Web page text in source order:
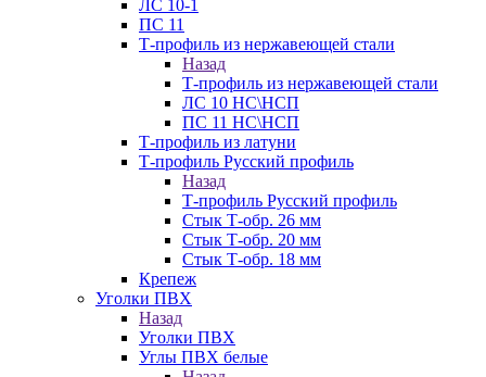
ЛС 10-1
ПС 11
Т-профиль из нержавеющей стали
Назад
Т-профиль из нержавеющей стали
ЛС 10 НС\НСП
ПС 11 НС\НСП
Т-профиль из латуни
Т-профиль Русский профиль
Назад
Т-профиль Русский профиль
Стык Т-обр. 26 мм
Стык Т-обр. 20 мм
Стык Т-обр. 18 мм
Крепеж
Уголки ПВХ
Назад
Уголки ПВХ
Углы ПВХ белые